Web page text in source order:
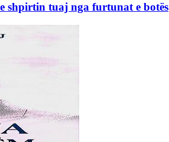
shpirtin tuaj nga furtunat e botës